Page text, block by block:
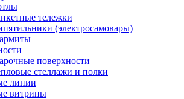
тележки
(электросамовары)
поверхности
стеллажи и полки
линии
витрины